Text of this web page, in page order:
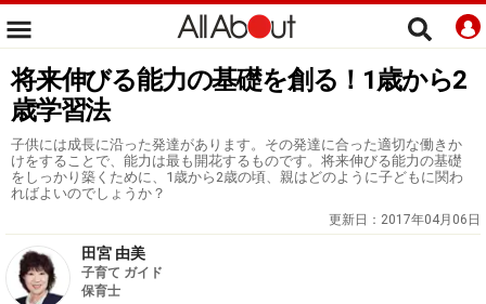
将来伸びる能力の基礎を創る！1歳から2
歳学習法
子供には成長に沿った発達があります。その発達に合った適切な働きか
けをすることで、能力は最も開花するものです。将来伸びる能力の基礎
をしっかり築くために、1歳から2歳の頃、親はどのように子どもに関わ
ればよいのでしょうか？
更新日： 2017年04月06日
田宮 由美
子育て ガイド
保育士